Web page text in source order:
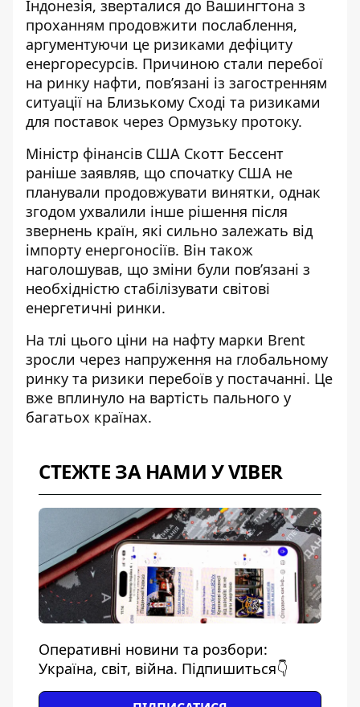
Індонезія, зверталися до Вашингтона з
проханням продовжити послаблення,
аргументуючи це ризиками дефіциту
енергоресурсів. Причиною стали перебої
на ринку нафти, пов’язані із загостренням
ситуації на Близькому Сході та ризиками
для поставок через Ормузьку протоку.
Міністр фінансів США Скотт Бессент
раніше заявляв, що спочатку США не
планували продовжувати винятки, однак
згодом ухвалили інше рішення після
звернень країн, які сильно залежать від
імпорту енергоносіїв. Він також
наголошував, що зміни були пов’язані з
необхідністю стабілізувати світові
енергетичні ринки.
На тлі цього ціни на нафту марки Brent
зросли через напруження на глобальному
ринку та ризики перебоїв у постачанні. Це
вже вплинуло на вартість пального у
багатьох країнах.
СТЕЖТЕ ЗА НАМИ У VIBER
Оперативні новини та розбори:
Україна, світ, війна. Підпишиться👇